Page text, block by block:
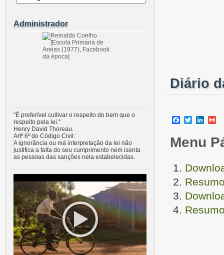
Diário
Facebook
Twitter
Menu
Administrador
"É preferível cultivar o respeito do bem que o
respeito pela lei."
Henry David Thoreau.
Artº 6º do Código Civil:
A ignorância ou má interpretação da lei não
justifica a falta do seu cumprimento nem isenta
as pessoas das sanções nela estabelecidas.